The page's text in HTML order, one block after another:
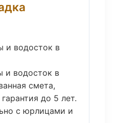
и водосток в
и водосток в
смета,
до 5 лет.
с юрлицами и